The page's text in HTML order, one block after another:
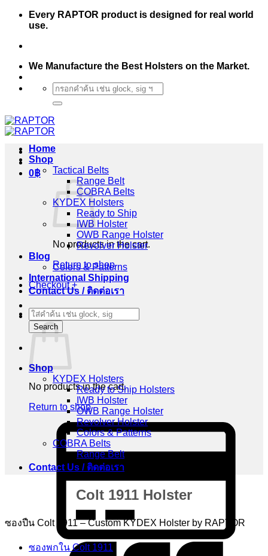
Skip
Every RAPTOR product is designed for real world
use.
We Manufacture the Best Holsters on the Market.
Search
for:
0฿
No products in the cart.
Return to shop
Checkout +
Cart
No products in the cart.
Return to shop
Home
Shop
Tactical Belts
Range Belt
COBRA Belts
KYDEX Holsters
Ready to Ship
IWB Holster
OWB Range Holster
Revolver Holster
Blog
Colors & Patterns
International Shipping
Contact Us / ติดต่อเรา
Products
search
Search
Shop
KYDEX Holsters
Ready to Ship Holsters
IWB Holster
OWB Range Holster
Revolver Holster
Colors & Patterns
COBRA Belts
Range Belt
Contact Us / ติดต่อเรา
Colt 1911 Holster
ซองปืน Colt 1911 – Custom KYDEX Holster by RAPTOR
ซองพกใน Colt 1911